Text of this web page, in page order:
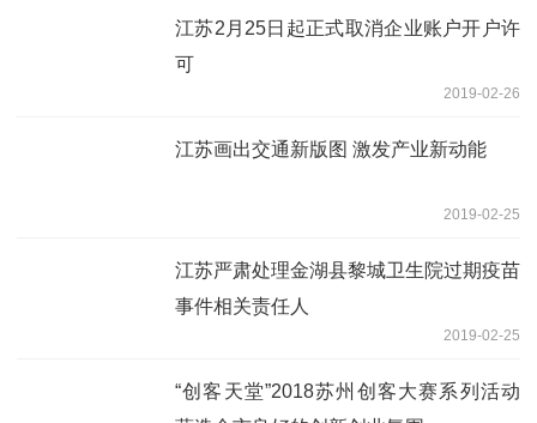
江苏2月25日起正式取消企业账户开户许
可
2019-02-26
江苏画出交通新版图 激发产业新动能
2019-02-25
江苏严肃处理金湖县黎城卫生院过期疫苗
事件相关责任人
2019-02-25
“创客天堂”2018苏州创客大赛系列活动